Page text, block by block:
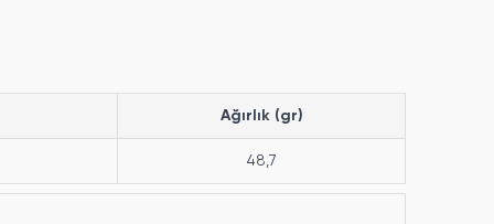
Ağırlık (gr)
48,7